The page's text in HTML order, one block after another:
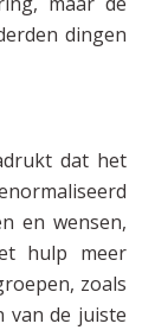
dingen
dat het
en wensen,
hulp meer
zoals
van de juiste